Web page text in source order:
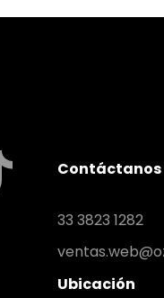
Contáctanos
33 3823 1282
Ubicación